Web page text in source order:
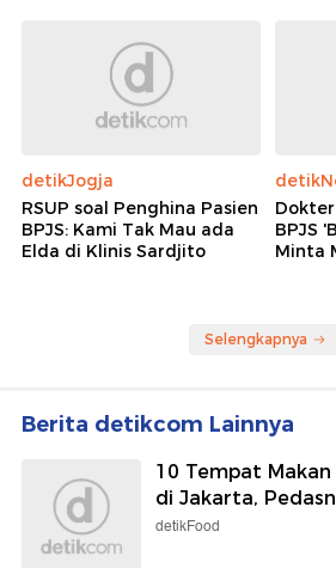
detikJogja
RSUP soal Penghina Pasien
BPJS: Kami Tak Mau ada
Elda di Klinis Sardjito
BPJS
Minta
Selengkapnya
Berita detikcom Lainnya
10 Tempat Makan
di Jakarta,
detikFood